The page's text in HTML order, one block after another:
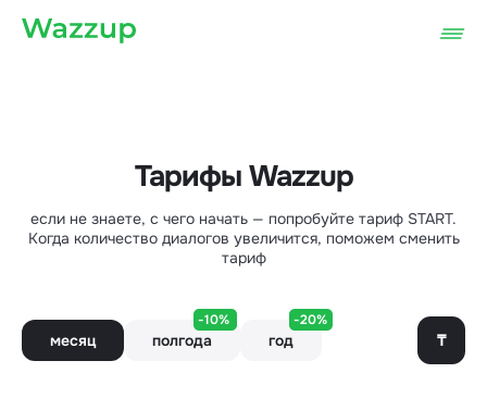
Тарифы Wazzup
если не знаете, с чего начать — попробуйте тариф START.
Когда количество диалогов увеличится, поможем сменить
тариф
месяц полгода
-10%
год
-20%
₸